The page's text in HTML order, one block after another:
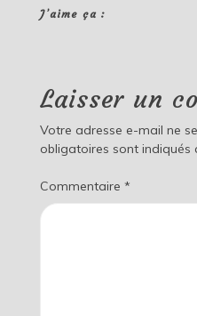
J’aime ça :
Laisser un
Votre adresse e-mail ne
obligatoires sont indiqués
Commentaire *